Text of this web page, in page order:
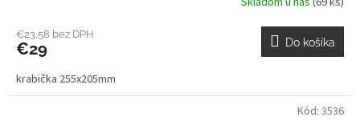
€23,58 bez DPH
€29 Do košíka
krabička 255x205mm
Kód: 3536